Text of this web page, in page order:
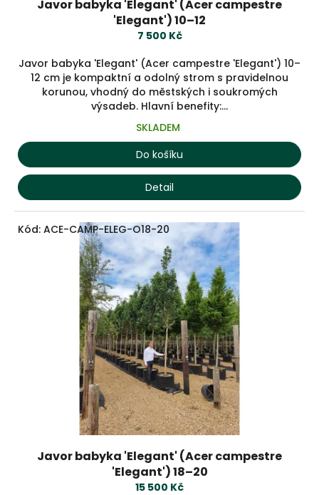
Javor babyka 'Elegant' (Acer campestre
'Elegant') 10–12
7 500 Kč
Javor babyka 'Elegant' (Acer campestre 'Elegant') 10–
12 cm je kompaktní a odolný strom s pravidelnou
korunou, vhodný do městských i soukromých
výsadeb. Hlavní benefity:...
SKLADEM
Do košíku
Detail
Javor babyka 'Elegant' (Acer campestre
'Elegant') 18–20
15 500 Kč
Kód: ACE-CAMP-ELEG-O18-20